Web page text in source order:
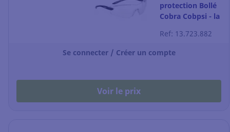
protection Bollé
Cobra Cobpsi - la
Ref: 13.723.882
Se connecter / Créer un compte
Voir le prix